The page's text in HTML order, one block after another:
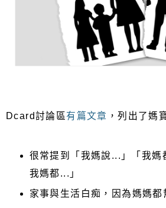
Dcard討論區 有篇文章 ，列出了媽
很常提到「我媽說...」「我媽
我媽都...」
家事與生活白痴，因為媽媽都